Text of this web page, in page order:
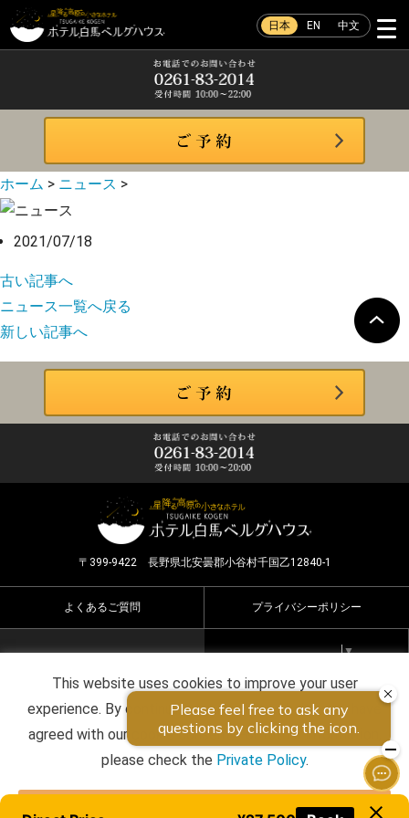
日本 EN 中文
ホーム > ニュース >
2021/07/18
古い記事へ
ニュース一覧へ戻る
新しい記事へ
〒399-9422 長野県北安曇郡小谷村千国乙12840-1
よくあるご質問 プライバシーポリシー
Select Language ▼
Copyright ©2026 HOTEL HAKUBA BERGHAUS all rights
reserved.
This website uses cookies to improve your user
experience. By continuing to use this website, you have
agreed with our cookie consent. For futher information,
please check the Private Policy.